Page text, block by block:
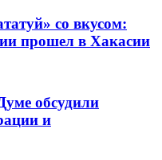
со вкусом:
прошел в Хакасии
обсудили
и